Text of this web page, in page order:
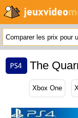
The
Xbox One